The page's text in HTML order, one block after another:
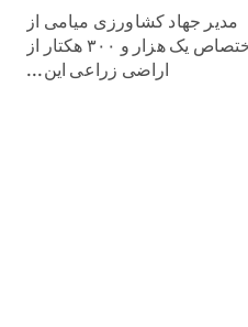
مدیر جهاد کشاورزی میامی از
اختصاص یک هزار و ۳۰۰ هکتار از
اراضی زراعی این...